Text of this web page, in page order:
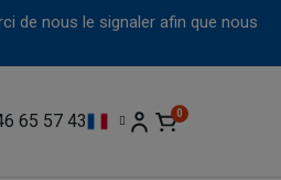
de nous le signaler afin que nous
65 57 43